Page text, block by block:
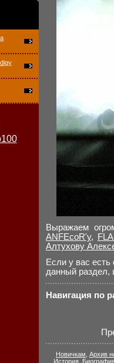
Выражаем
ANFEcoR'у,
Алтухову
Если у вас
данный раздел,
Навигация по
Новичкам Архив
История,